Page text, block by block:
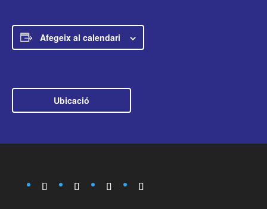
Afegeix al calendari
Ubicació